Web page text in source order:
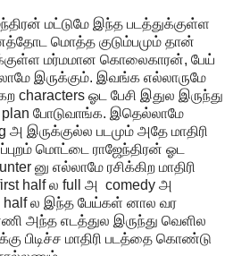
மட்டுமே இந்த படத்துக்குள்ள
மொத்த குடும்பமும் தான்
மர்மமான கொலைகாரன், பேய்
இருக்கும். இவங்க எல்லாருமே
characters ஓட பேசி இதுல இருந்து
plan போடுவாங்க. இதெல்லாமே
இருக்குல்ல படமும் அதே மாதிரி
மொட்டை ராஜேந்திரன் ஓட
னு எல்லாமே ரசிக்கிற மாதிரி
half ல full அ comedy அ
half ல இந்த பேய்கள் னால வர
அந்த எடத்துல இருந்து வெளில
பிடிச்ச மாதிரி படத்தை கொண்டு